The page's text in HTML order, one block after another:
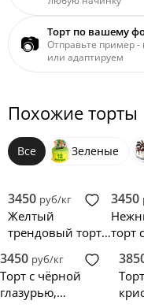
📷 Торт по вашему
Отправьте пример -
или адаптируем
Похожие торты
Все Зеленые
3450 руб/кг
Желтый
трендовый торт с
3450
торт
3450 руб/кг
Торт с чёрной
глазурью,